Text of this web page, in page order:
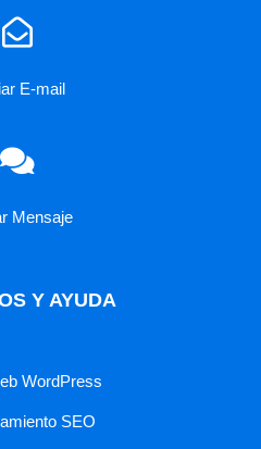
E-mail
Mensaje
Y AYUDA
WordPress
SEO